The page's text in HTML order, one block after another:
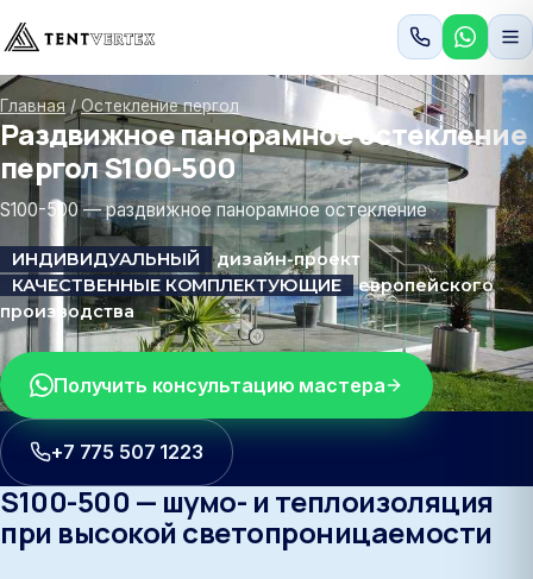
Главная/Остекление пергол
Раздвижное панорамное остекление
пергол S100-500
S100-500 — раздвижное панорамное остекление
ИНДИВИДУАЛЬНЫЙ
дизайн-проект
КАЧЕСТВЕННЫЕ КОМПЛЕКТУЮЩИЕ
европейского
производства
Получить консультацию мастера
+7 775 507 1223
S100-500 — шумо- и теплоизоляция
при высокой светопроницаемости